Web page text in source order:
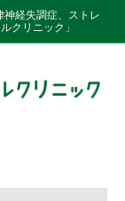
経失調症、ストレ
クリニック」